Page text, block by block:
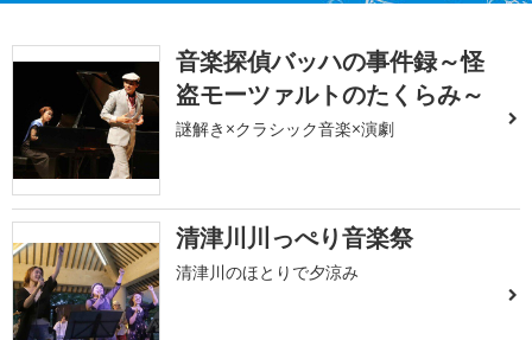
音楽探偵バッハの事件録～怪
盗モーツァルトのたくらみ～
謎解き×クラシック音楽×演劇
清津川川っぺり音楽祭
清津川のほとりで夕涼み